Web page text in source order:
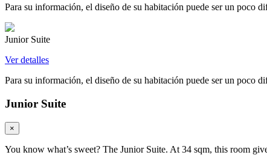
Para su información, el diseño de su habitación puede ser un poco
Junior Suite
Ver detalles
Para su información, el diseño de su habitación puede ser un poco
Junior Suite
×
You know what’s sweet? The Junior Suite. At 34 sqm, this room